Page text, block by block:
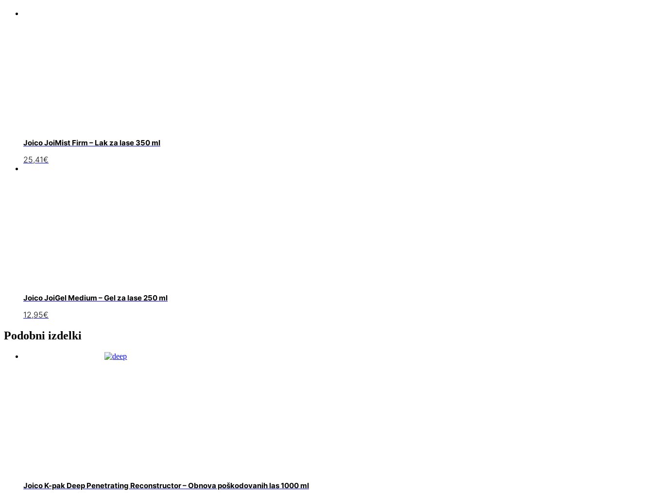
Joico JoiMist Firm – Lak za lase 350 ml
25,41€
Joico JoiGel Medium – Gel za lase 250 ml
12,95€
Podobni izdelki
Joico K-pak Deep Penetrating Reconstructor – Obnova poškodovanih las 1000 ml